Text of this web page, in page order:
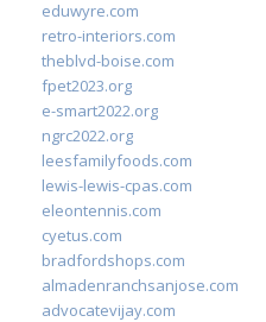
eduwyre.com
retro-interiors.com
theblvd-boise.com
fpet2023.org
e-smart2022.org
ngrc2022.org
leesfamilyfoods.com
lewis-lewis-cpas.com
eleontennis.com
cyetus.com
bradfordshops.com
almadenranchsanjose.com
advocatevijay.com